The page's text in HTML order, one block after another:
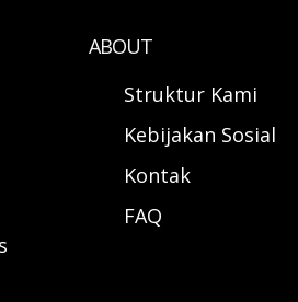
ABOUT
Struktur Kami
Kebijakan Sosial
Kontak
FAQ